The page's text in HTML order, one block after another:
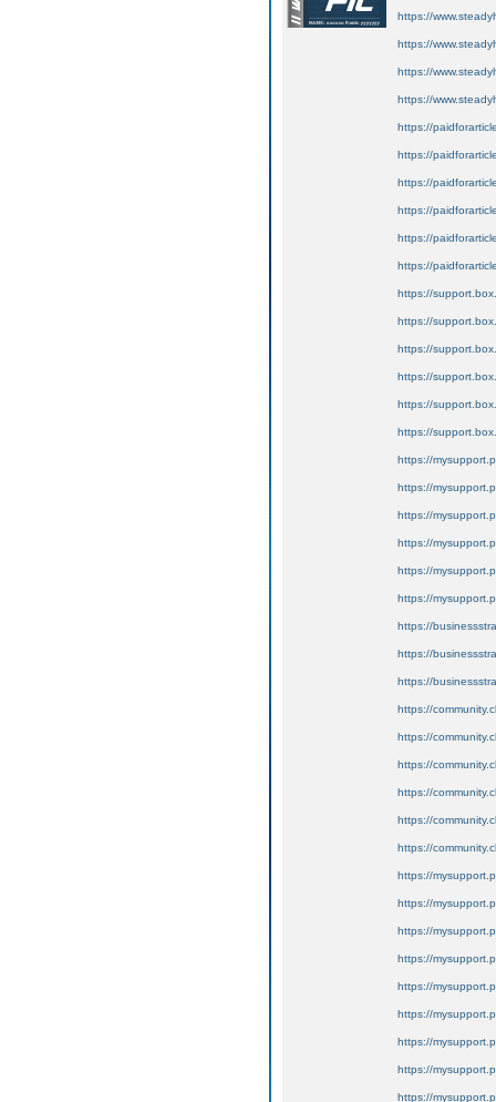
https://
https://
https://
https://
https://
https://
https://
https://
https://
https://
https://
https://
https://
https://
https://
https://
https://
https://
https://
https://
https://
https://
https://
https://
https://
https://
https://
https://
https://
https://
https://
https://
https://
https://
https://
https://
https://
https://
https://
https://